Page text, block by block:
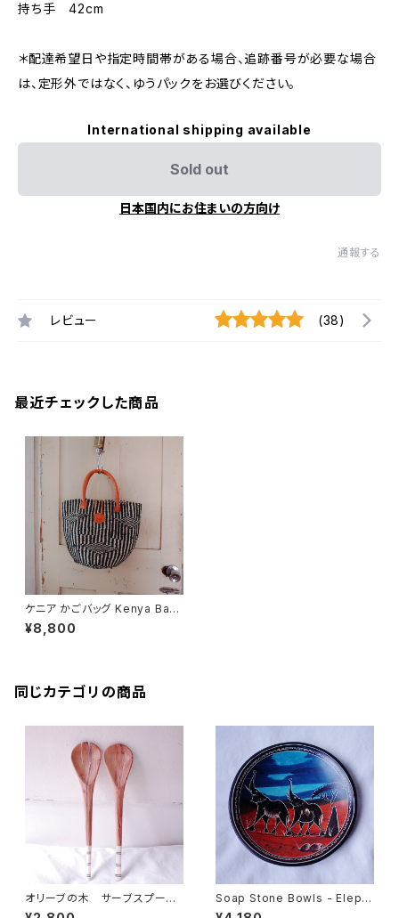
持ち手 42cm
＊配達希望日や指定時間帯がある場合、追跡番号が必要な場合
は、定形外ではなく、ゆうパックをお選びください。
International shipping available
Sold out
日本国内にお住まいの方向け
通報する
レビュー (38)
最近チェックした商品
ケニア かごバッグ Kenya Bask
et Bag <サイザル麻&ウール>
¥8,800
同じカテゴリの商品
オリーブの木 サーブスプーン
＆フォークセット
Soap Stone Bowls - Eleph
ant L size